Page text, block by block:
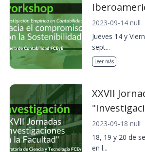
2023-09-14 null
Jueves 14 y
sept...
Leer más
XXVII
2023-09-18 null
18, 19 y 20 de
en l...